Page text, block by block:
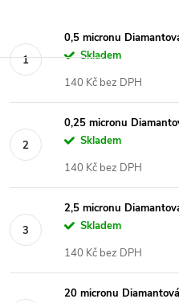
0,5 micronu
Skladem
140 Kč bez DPH
0,25 micronu
Skladem
140 Kč bez DPH
2,5 micronu
Skladem
140 Kč bez DPH
20 micronu